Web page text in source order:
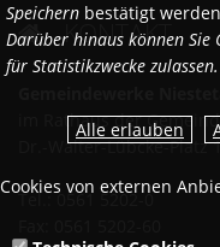
 KONTAKT
im Rathaus der
Dr.-Walter-Lübcke-Platz
Tel.: 0561 5202-0
Speichern bestätigt
Darüber hinaus können Sie
für Statistikzwecke zulassen.
Cookies von externen